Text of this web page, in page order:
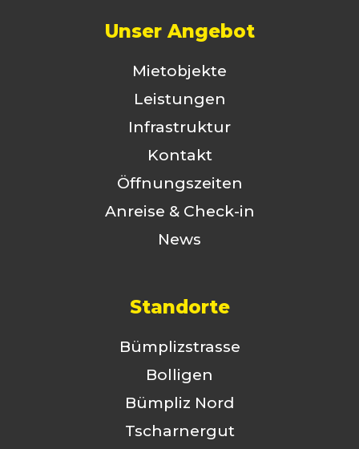
Unser Angebot
Mietobjekte
Leistungen
Infrastruktur
Kontakt
Öffnungszeiten
Anreise & Check-in
News
Standorte
Bümplizstrasse
Bolligen
Bümpliz Nord
Tscharnergut